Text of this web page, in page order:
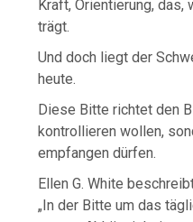
Kraft, Orientierung, das,
trägt.
Und doch liegt der
heute.
Diese Bitte richtet den
kontrollieren wollen,
empfangen dürfen.
Ellen G. White
„In der Bitte um das